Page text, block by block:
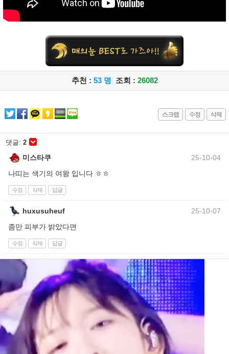
추천 : 53 명 조회 : 26082
스크랩 수정 삭제
댓글: 2
미스타쿠
25-10-04
나띠는 색기의 여왕 입니다 ㅎㅎ
수정 삭제 답글
huxusuheuf
25-10-07
좀만 피부가 밝았다면
수정 삭제 답글